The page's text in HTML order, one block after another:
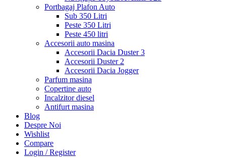
Portbagaj Plafon Auto
Sub 350 Litri
Peste 350 Litri
Peste 450 litri
Accesorii auto masina
Accesorii Dacia Duster 3
Accesorii Duster 2
Accesorii Dacia Jogger
Parfum masina
Copertine auto
Incalzitor diesel
Antifurt masina
Blog
Despre Noi
Wishlist
Compare
Login / Register